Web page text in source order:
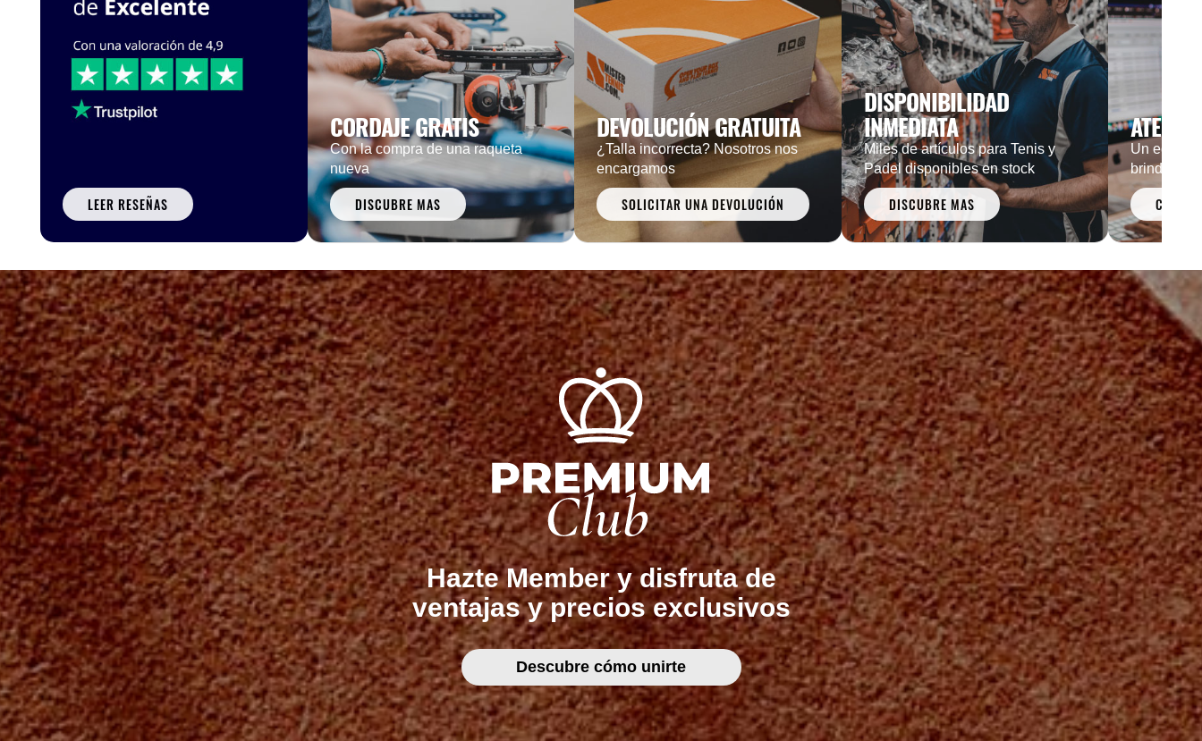
LEER RESEÑAS
CORDAJE GRATIS
Con la compra de una raqueta
nueva
DISCUBRE MAS
DEVOLUCIÓN GRATUITA
¿Talla incorrecta? Nosotros nos
encargamos
SOLICITAR UNA DEVOLUCIÓN
DISPONIBILIDAD
INMEDIATA
Miles de artículos para Tenis y
Padel disponibles en stock
DISCUBRE MAS
Un equipo
brindarle
Hazte Member y disfruta de
ventajas y precios exclusivos
Descubre cómo unirte